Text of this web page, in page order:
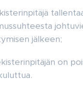
jälkeen;
on